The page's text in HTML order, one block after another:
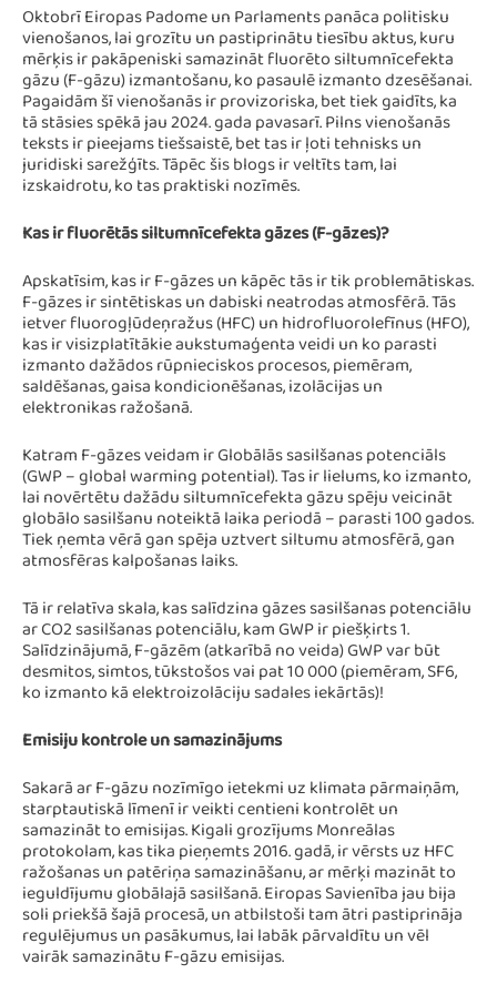
Oktobrī Eiropas Padome un Parlaments panāca politisku
vienošanos, lai grozītu un pastiprinātu tiesību aktus, kuru
mērķis ir pakāpeniski samazināt fluorēto siltumnīcefekta
gāzu (F-gāzu) izmantošanu, ko pasaulē izmanto dzesēšanai.
Pagaidām šī vienošanās ir provizoriska, bet tiek gaidīts, ka
tā stāsies spēkā jau 2024. gada pavasarī. Pilns vienošanās
teksts ir pieejams tiešsaistē, bet tas ir ļoti tehnisks un
juridiski sarežģīts. Tāpēc šis blogs ir veltīts tam, lai
izskaidrotu, ko tas praktiski nozīmēs.
Kas ir fluorētās siltumnīcefekta gāzes (F-gāzes)?
Apskatīsim, kas ir F-gāzes un kāpēc tās ir tik problemātiskas.
F-gāzes ir sintētiskas un dabiski neatrodas atmosfērā. Tās
ietver fluorogļūdeņražus (HFC) un hidrofluorolefīnus (HFO),
kas ir visizplatītākie aukstumaģenta veidi un ko parasti
izmanto dažādos rūpnieciskos procesos, piemēram,
saldēšanas, gaisa kondicionēšanas, izolācijas un
elektronikas ražošanā.
Katram F-gāzes veidam ir Globālās sasilšanas potenciāls
(GWP – global warming potential). Tas ir lielums, ko izmanto,
lai novērtētu dažādu siltumnīcefekta gāzu spēju veicināt
globālo sasilšanu noteiktā laika periodā – parasti 100 gados.
Tiek ņemta vērā gan spēja uztvert siltumu atmosfērā, gan
atmosfēras kalpošanas laiks.
Tā ir relatīva skala, kas salīdzina gāzes sasilšanas potenciālu
ar CO2 sasilšanas potenciālu, kam GWP ir piešķirts 1.
Salīdzinājumā, F-gāzēm (atkarībā no veida) GWP var būt
desmitos, simtos, tūkstošos vai pat 10 000 (piemēram, SF6,
ko izmanto kā elektroizolāciju sadales iekārtās)!
Emisiju kontrole un samazinājums
Sakarā ar F-gāzu nozīmīgo ietekmi uz klimata pārmaiņām,
starptautiskā līmenī ir veikti centieni kontrolēt un
samazināt to emisijas. Kigali grozījums Monreālas
protokolam, kas tika pieņemts 2016. gadā, ir vērsts uz HFC
ražošanas un patēriņa samazināšanu, ar mērķi mazināt to
ieguldījumu globālajā sasilšanā. Eiropas Savienība jau bija
soli priekšā šajā procesā, un atbilstoši tam ātri pastiprināja
regulējumus un pasākumus, lai labāk pārvaldītu un vēl
vairāk samazinātu F-gāzu emisijas.